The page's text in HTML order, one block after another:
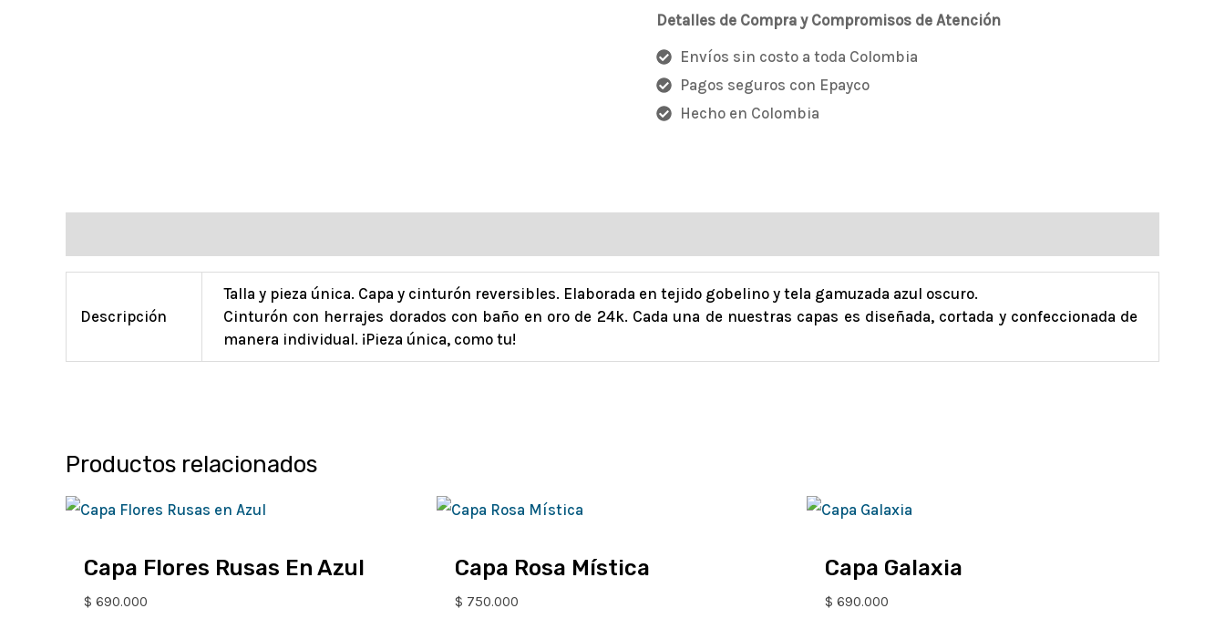
Detalles de Compra y Compromisos de Atención
Envíos sin costo a toda Colombia
Pagos seguros con Epayco
Hecho en Colombia
Descripción
Talla y pieza única. Capa y cinturón reversibles. Elaborada en tejido gobelino y tela gamuzada azul oscuro.
Cinturón con herrajes dorados con baño en oro de 24k. Cada una de nuestras capas es diseñada, cortada y confeccionada de
manera individual. ¡Pieza única, como tu!
Productos relacionados
Capa Flores Rusas En Azul
$ 690.000
Capa Rosa Mística
$ 750.000
Capa Galaxia
$ 690.000